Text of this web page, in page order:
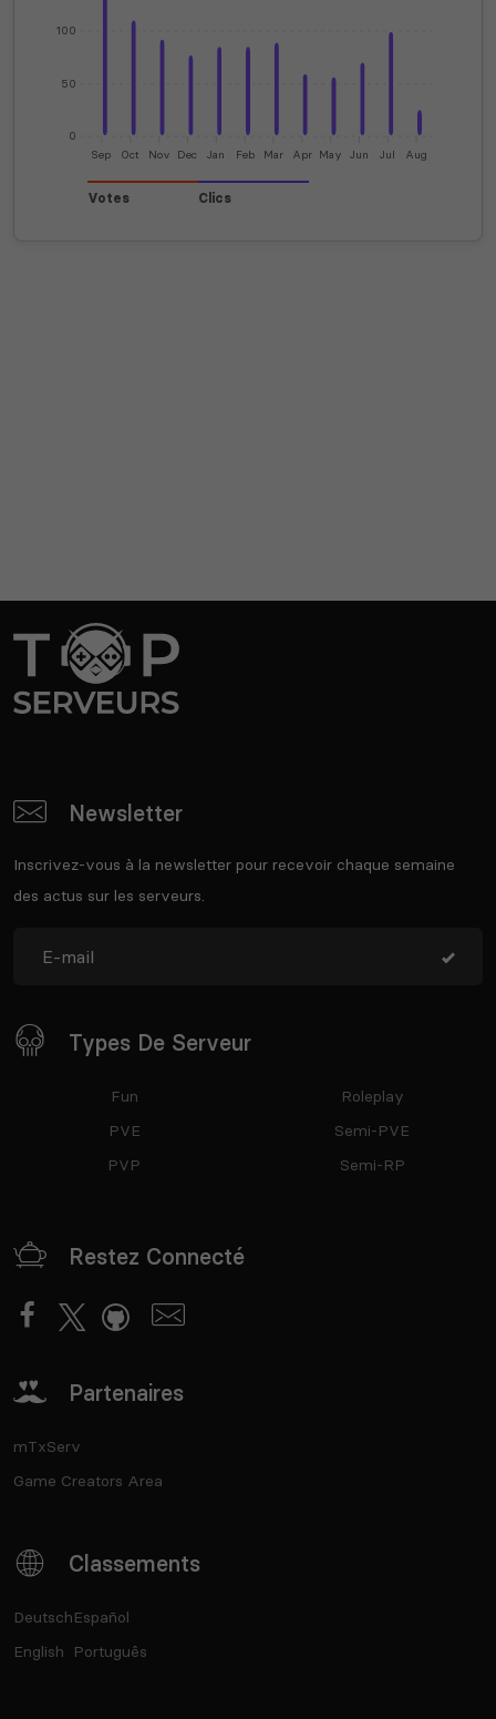
0
50
100
Sep Oct Nov Dec Jan Feb Mar Apr May Jun Jul Aug
Votes Clics
Newsletter
Inscrivez-vous à la newsletter pour recevoir chaque semaine
des actus sur les serveurs.
Types De Serveur
Fun
PVE
PVP
Roleplay
Semi-PVE
Semi-RP
Restez Connecté
Partenaires
mTxServ
Game Creators Area
Classements
Deutsch
English
Español
Português